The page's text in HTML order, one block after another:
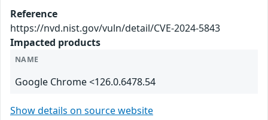
Reference
https://nvd.nist.gov/vuln/detail/CVE-2024-5843
Impacted products
NAME
Google Chrome <126.0.6478.54
Show details on source website